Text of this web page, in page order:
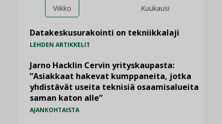
Viikko Kuukausi
Datakeskusurakointi on tekniikkalaji
LEHDEN ARTIKKELIT
Jarno Hacklin Cervin yrityskaupasta:
”Asiakkaat hakevat kumppaneita, jotka
yhdistävät useita teknisiä osaamisalueita
saman katon alle”
AJANKOHTAISTA